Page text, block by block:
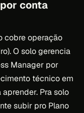
conta
cobre operação
O solo gerencia
Manager por
técnico em
Pra solo
subir pro Plano